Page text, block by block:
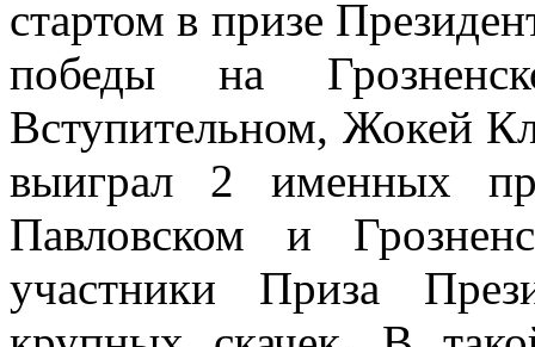
стартом в призе
победы на
Вступительном, Жокей
выиграл 2 именных
Павловском и
участники Приза